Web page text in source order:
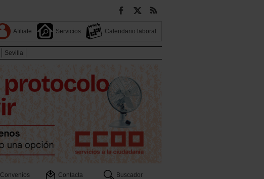
Afiliate Servicios Calendario laboral
Sevilla
Convenios Contacta
Buscador